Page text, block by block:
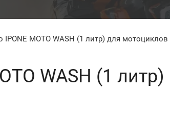
IPONE MOTO WASH (1 литр) для мотоциклов
WASH (1 литр)